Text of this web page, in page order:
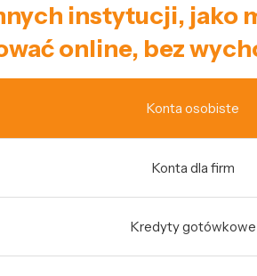
instytucji,
online, bez
Konta osobiste
Konta dla firm
Kredyty gotówkowe